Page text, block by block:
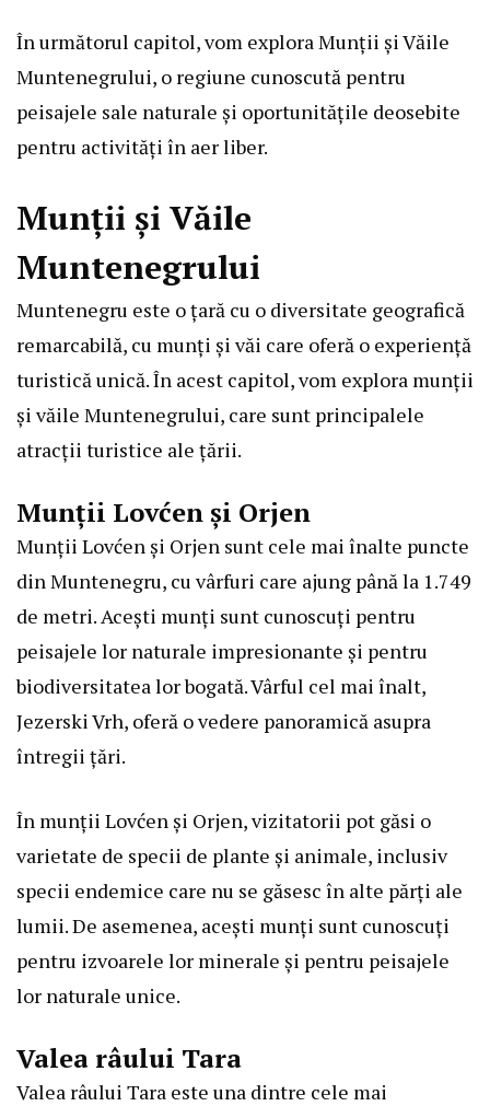
În următorul capitol, vom explora Munții și Văile
Muntenegrului, o regiune cunoscută pentru
peisajele sale naturale și oportunitățile deosebite
pentru activități în aer liber.
Munții și Văile
Muntenegrului
Muntenegru este o țară cu o diversitate geografică
remarcabilă, cu munți și văi care oferă o experiență
turistică unică. În acest capitol, vom explora munții
și văile Muntenegrului, care sunt principalele
atracții turistice ale țării.
Munții Lovćen și Orjen
Munții Lovćen și Orjen sunt cele mai înalte puncte
din Muntenegru, cu vârfuri care ajung până la 1.749
de metri. Acești munți sunt cunoscuți pentru
peisajele lor naturale impresionante și pentru
biodiversitatea lor bogată. Vârful cel mai înalt,
Jezerski Vrh, oferă o vedere panoramică asupra
întregii țări.
În munții Lovćen și Orjen, vizitatorii pot găsi o
varietate de specii de plante și animale, inclusiv
specii endemice care nu se găsesc în alte părți ale
lumii. De asemenea, acești munți sunt cunoscuți
pentru izvoarele lor minerale și pentru peisajele
lor naturale unice.
Valea râului Tara
Valea râului Tara este una dintre cele mai